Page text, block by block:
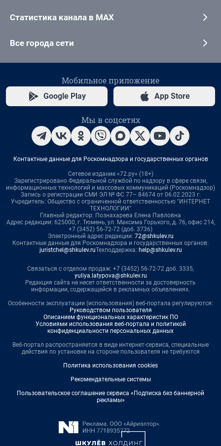
Статистика канала в MAX
Все города сети
Мобильное приложение
Google Play App Store
Мы в соцсетях
Контактные данные для Роскомнадзора и государственных органов
Сетевое издание «72.ру» (18+)
Зарегистрировано Федеральной службой по надзору в сфере связи,
информационных технологий и массовых коммуникаций (Роскомнадзор)
Запись о регистрации СМИ ЭЛ № ФС 77– 84674 от 06.02.2023 г.
Учредитель: Общество с ограниченной ответственностью "ИНТЕРНЕТ
ТЕХНОЛОГИИ"
Главный редактор: Познахарева Елена Павловна
Адрес редакции: 625000, г. Тюмень, ул. Максима Горького, д. 76, офис 214,
+7 (3452) 56-72-72 (доб. 3736)
Электронный адрес редакции: 72@shkulev.ru
Контактные данные для Роскомнадзора и государственных органов:
juristchel@shkulev.ruТехподдержка: help@shkulev.ru
Связаться с отделом продаж: +7 (3452) 56-72-72 доб. 3335,
yuliya.latypova@shkulev.ru
Редакция сайта не несет ответственности за достоверность
информации, содержащейся в рекламных объявлениях.
Особенности эксплуатации (использования) веб-портала регулируются:
Руководством пользователя
Описанием функциональных характеристик ПО
Условиями использования веб-портала и политикой
конфиденциальности персональных данных
Веб-портал распространяется в виде интернет-сервиса, специальные
действия по установке на стороне пользователя не требуются
Политика использования cookies
Рекомендательные системы
Пользовательское соглашение сервиса «Подписка без баннерной
рекламы»